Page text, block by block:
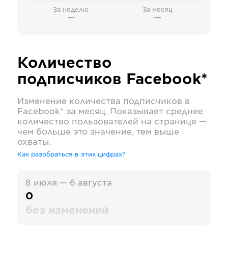
За неделю
—
За месяц
—
Количество
подписчиков Facebook*
Изменение количества подписчиков в
Facebook* за месяц. Показывает среднее
количество пользователей на странице —
чем больше это значение, тем выше
охваты.
Как разобраться в этих цифрах?
8 июля — 6 августа
0
без изменений